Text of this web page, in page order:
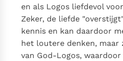
en als Logos liefdevol
Zeker, de liefde
kennis en kan daardoor
het loutere denken,
van God-Logos,